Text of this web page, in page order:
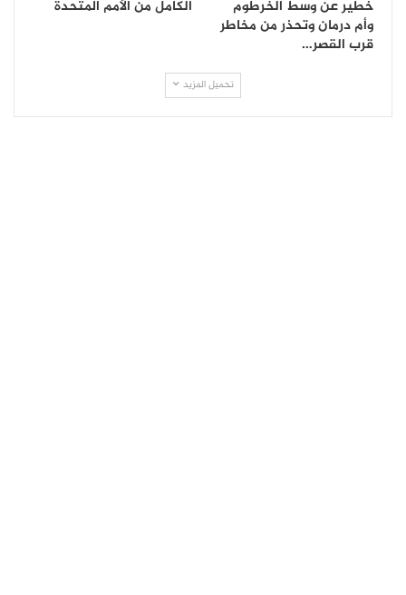
خطير عن وسط الخرطوم
وأم درمان وتحذر من مخاطر
قرب القصر…
الكامل من الأمم المتحدة
تحميل المزيد